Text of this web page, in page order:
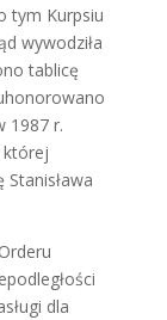
tym Kurpsiu
wywodziła
tablicę
1987 r.
której
dla